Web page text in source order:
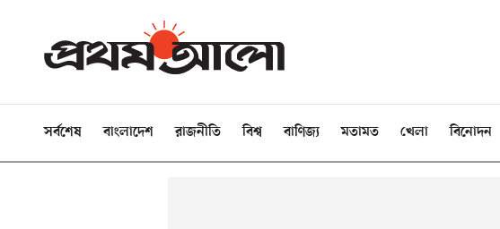
সর্বশেষ বাংলাদেশ রাজনীতি বিশ্ব বাণিজ্য মতামত খেলা বিনোদন